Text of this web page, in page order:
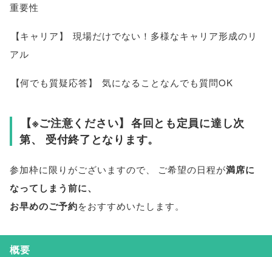
重要性
【キャリア】
現場だけでない！多様なキャリア形成のリ
アル
【何でも質疑応答】 気になることなんでも質問OK
【※ご注意ください】 各回とも定員に達し次
第、 受付終了となります。
参加枠に限りがございますので ご希望の日程が満席に
なってしまう前に、
お早めのご予約をおすすめいたします。
概要